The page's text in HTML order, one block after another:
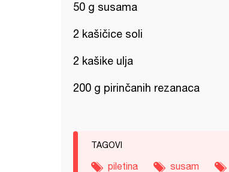
50 g susama
2 kašičice soli
2 kašike ulja
200 g pirinčanih rezanaca
TAGOVI
piletina susam